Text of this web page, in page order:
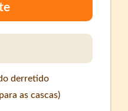
derretido
as cascas)